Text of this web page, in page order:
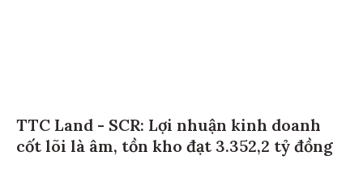
TTC Land - SCR: Lợi nhuận kinh doanh
cốt lõi là âm, tồn kho đạt 3.352,2 tỷ đồng